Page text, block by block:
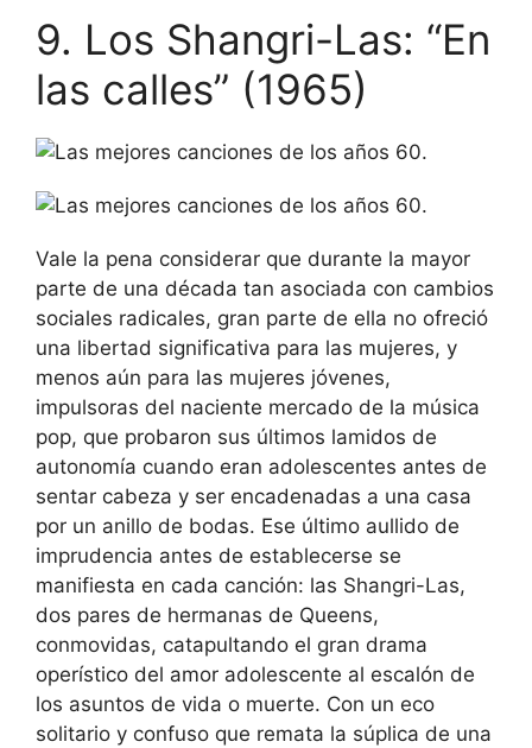
9. Los Shangri-Las: “En
las calles” (1965)
Vale la pena considerar que durante la mayor
parte de una década tan asociada con cambios
sociales radicales, gran parte de ella no ofreció
una libertad significativa para las mujeres, y
menos aún para las mujeres jóvenes,
impulsoras del naciente mercado de la música
pop, que probaron sus últimos lamidos de
autonomía cuando eran adolescentes antes de
sentar cabeza y ser encadenadas a una casa
por un anillo de bodas. Ese último aullido de
imprudencia antes de establecerse se
manifiesta en cada canción: las Shangri-Las,
dos pares de hermanas de Queens,
conmovidas, catapultando el gran drama
operístico del amor adolescente al escalón de
los asuntos de vida o muerte. Con un eco
solitario y confuso que remata la súplica de una